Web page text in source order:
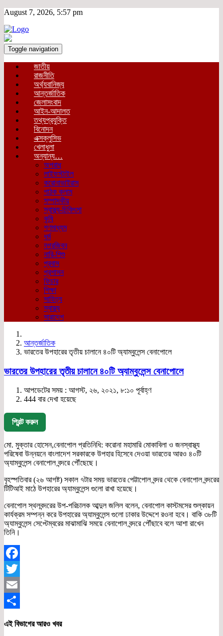
August 7, 2026, 5:57 pm
Toggle navigation
জাতীয়
রাজনীতি
অর্থ্যবানিজ্য
আন্তর্জাতিক
জেলাসংবাদ
আইন-আদালত
তথ্যপ্রযুক্তি
বিনোদন
এক্সক্লুসিভ
খেলাধুলা
অন্যান্য…
অপরাধ
লাইফস্টাইল
করোনাভাইরাস
পাঠক কলাম
সম্পাদকীয়
স্বাস্থ্য-চিকিৎসা
কৃষি
গণমাধ্যম
ধর্ম
নগরজিবন
নারি-শিশু
প্রবাস
প্রশাসন
ফিচার
শিক্ষা
সাহিত্য
স্বাস্থ্য
সারাদেশ
আন্তর্জাতিক
ভারতের উপহারের তৃতীয় চালানে ৪০টি অ্যাম্বুলেন্স বেনাপোলে
ভারতের উপহারের তৃতীয় চালানে ৪০টি অ্যাম্বুলেন্স বেনাপোলে
আপডেটের সময় : আগস্ট, ২৬, ২০২১, ৮:১০ পূর্বাহ্ণ
444 বার দেখা হয়েছে
প্রিন্ট করুন
মো. মুক্তার হোসেন,বেনাপোল প্রতিনিধি: করোনা মহামারি মোকাবিলা ও জনস্বাস্থ্য
পরিষেবা উন্নয়নে বাংলাদেশ সরকারকে উপহার হিসেবে দেওয়া ভারতের আরও ৪০টি
অ্যাম্বুলেন্স বেনাপোল বন্দরে পৌঁছেছে।
বৃহস্পতিবার (২৬ আগষ্ট) সকাল ৭টার সময় ভারতের পেট্টাপোল বন্দর থেকে বেনাপোল বন্দরের
টিটিআই মাঠে উপহারের অ্যাম্বুলেন্স গুলো রাখা হয়েছে।
বেনাপোল স্থলবন্দরের উপ-পরিচালক আব্দুল জলিল বলেন, বেনাপোল কাস্টমসের শুল্কায়ন
কার্যক্রম সম্পন্ন করে উপহারের অ্যাম্বুলেন্স গুলো ঢাকার উদ্দেশে রওনা হবে। বাকি ৩৮টি
অ্যাম্বুলেন্স সেপ্টেম্বরের মাঝামাঝি সময়ে বেনাপোল বন্দরে পৌঁছাবে বলে আশা রাখেন
তিনি।
Facebook
Twitter
Email
এই বিভাগের আরও খবর